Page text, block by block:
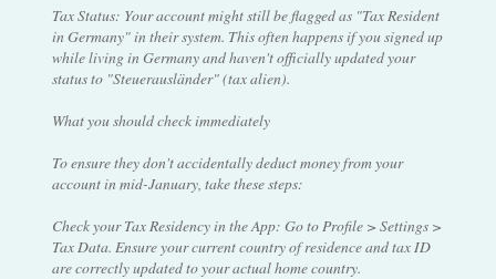
Tax Status: Your account might still be flagged as "Tax Resident
in Germany" in their system. This often happens if you signed up
while living in Germany and haven't officially updated your
status to "Steuerausländer" (tax alien).
What you should check immediately
To ensure they don't accidentally deduct money from your
account in mid-January, take these steps:
Check your Tax Residency in the App: Go to Profile > Settings >
Tax Data. Ensure your current country of residence and tax ID
are correctly updated to your actual home country.